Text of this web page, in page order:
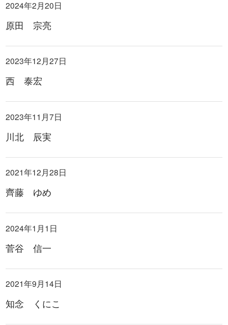
2024年2月20日
原田 宗亮
2023年12月27日
西 泰宏
2023年11月7日
川北 辰実
2021年12月28日
齊藤 ゆめ
2024年1月1日
菅谷 信一
2021年9月14日
知念 くにこ